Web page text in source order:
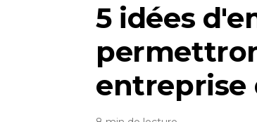
5 idées
entreprise